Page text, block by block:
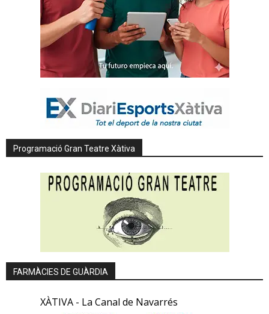
Programació Gran Teatre Xàtiva
FARMÀCIES DE GUÀRDIA
XÀTIVA - La Canal de Navarrés